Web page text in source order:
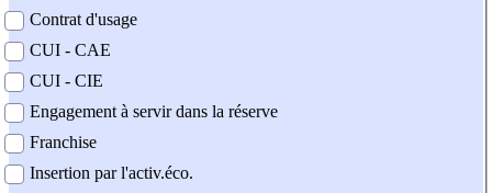
Contrat d'usage
CUI - CAE
CUI - CIE
Engagement à servir dans la réserve
Franchise
Insertion par l'activ.éco.